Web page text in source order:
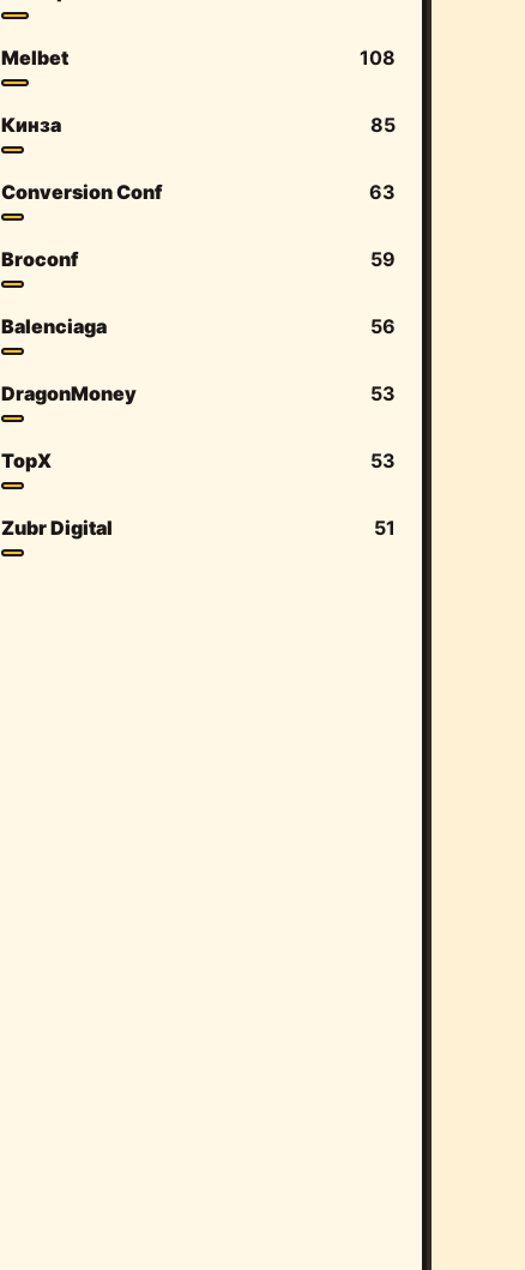
Melbet 108
Кинза 85
Conversion Conf 63
Broconf 59
Balenciaga 56
DragonMoney 53
TopX 53
Zubr Digital 51